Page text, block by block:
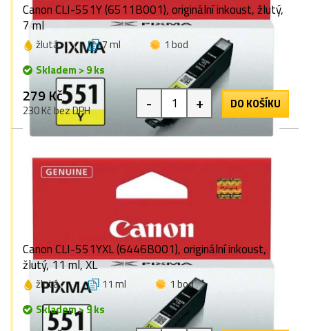
Canon CLI-551Y (6511B001), originální inkoust, žlutý,
7 ml
žlutá 7 ml
1 bod
Skladem > 9 ks
279 Kč
230 Kč bez DPH - + DO KOŠÍKU
Canon CLI-551YXL (6446B001), originální inkoust,
žlutý, 11 ml, XL
žlutá 11 ml
1 bod
Skladem > 9 ks